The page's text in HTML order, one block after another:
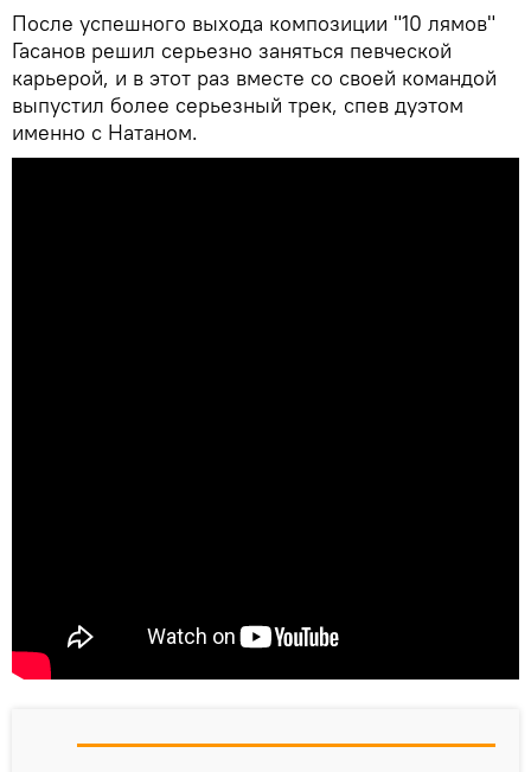
После успешного выхода композиции "10 лямов"
Гасанов решил серьезно заняться певческой
карьерой, и в этот раз вместе со своей командой
выпустил более серьезный трек, спев дуэтом
именно с Натаном.